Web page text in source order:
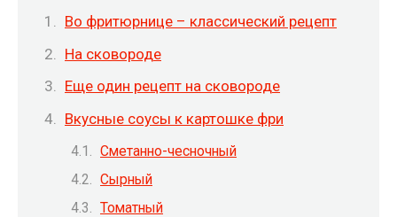
Во фритюрнице – классический рецепт
На сковороде
Еще один рецепт на сковороде
Вкусные соусы к картошке фри
Сметанно-чесночный
Сырный
Томатный